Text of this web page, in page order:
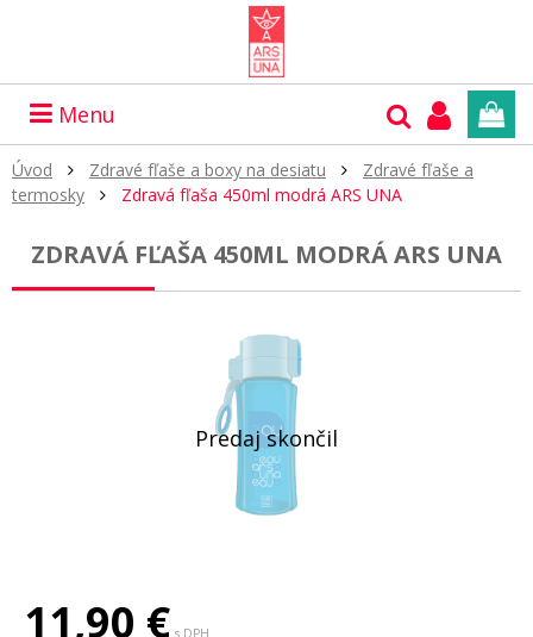
Menu
Úvod Zdravé fľaše a boxy na desiatu
Zdravé fľaše a
termosky
Zdravá fľaša 450ml modrá ARS UNA
ZDRAVÁ FĽAŠA 450ML MODRÁ ARS UNA
11,90 € s DPH